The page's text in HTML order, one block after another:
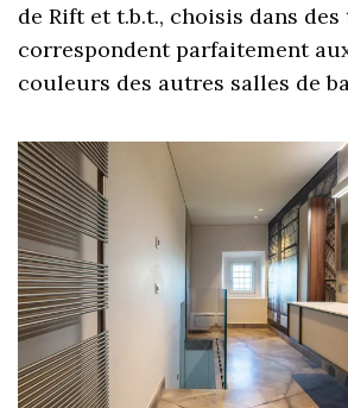
de Rift et t.b.t., choisis dans des
correspondent parfaitement
couleurs des autres salles de